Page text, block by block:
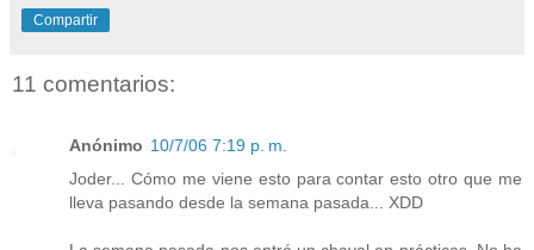
Compartir
11 comentarios:
Anónimo 10/7/06 7:19 p. m.
Joder... Cómo me viene esto para contar esto otro que me
lleva pasando desde la semana pasada... XDD